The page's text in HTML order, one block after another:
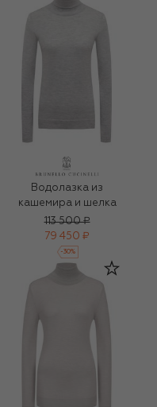
Водолазка из
кашемира и шелка
113 500 ₽
79 450 ₽
-30%